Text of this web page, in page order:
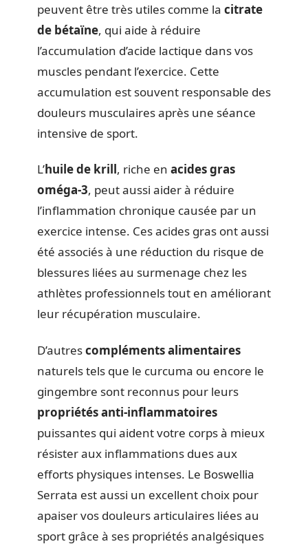
peuvent être très utiles comme la citrate
de bétaïne, qui aide à réduire
l’accumulation d’acide lactique dans vos
muscles pendant l’exercice. Cette
accumulation est souvent responsable des
douleurs musculaires après une séance
intensive de sport.
L’huile de krill, riche en acides gras
oméga-3, peut aussi aider à réduire
l’inflammation chronique causée par un
exercice intense. Ces acides gras ont aussi
été associés à une réduction du risque de
blessures liées au surmenage chez les
athlètes professionnels tout en améliorant
leur récupération musculaire.
D’autrescompléments alimentaires
naturels tels que le curcuma ou encore le
gingembre sont reconnus pour leurs
propriétés anti-inflammatoires
puissantes qui aident votre corps à mieux
résister aux inflammations dues aux
efforts physiques intenses. Le Boswellia
Serrata est aussi un excellent choix pour
apaiser vos douleurs articulaires liées au
sport grâce à ses propriétés analgésiques